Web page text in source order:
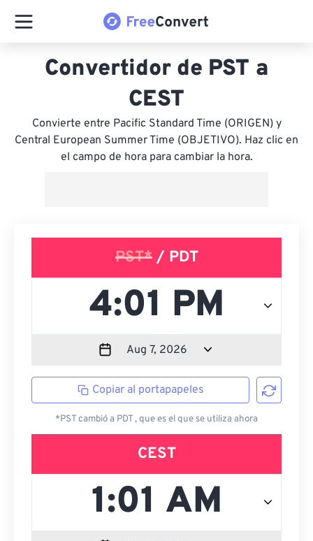
Convertidor de PST a
CEST
Convierte entre Pacific Standard Time (ORIGEN) y
Central European Summer Time (OBJETIVO). Haz clic en
el campo de hora para cambiar la hora.
PST*/ PDT
Copiar al portapapeles
*PST cambió a PDT , que es el que se utiliza ahora
CEST